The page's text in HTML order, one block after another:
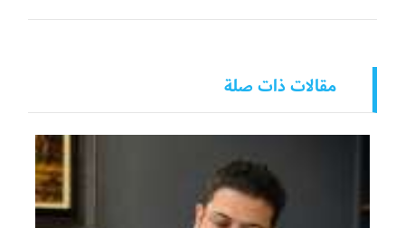
مقالات ذات صلة